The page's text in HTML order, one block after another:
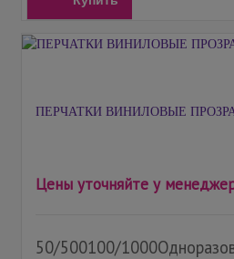
ПЕРЧАТКИ ВИНИЛОВЫЕ
Цены уточняйте у
50/500100/